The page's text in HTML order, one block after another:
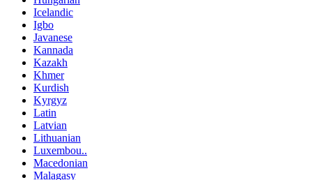
Icelandic
Igbo
Javanese
Kannada
Kazakh
Khmer
Kurdish
Kyrgyz
Latin
Latvian
Lithuanian
Luxembou..
Macedonian
Malagasy